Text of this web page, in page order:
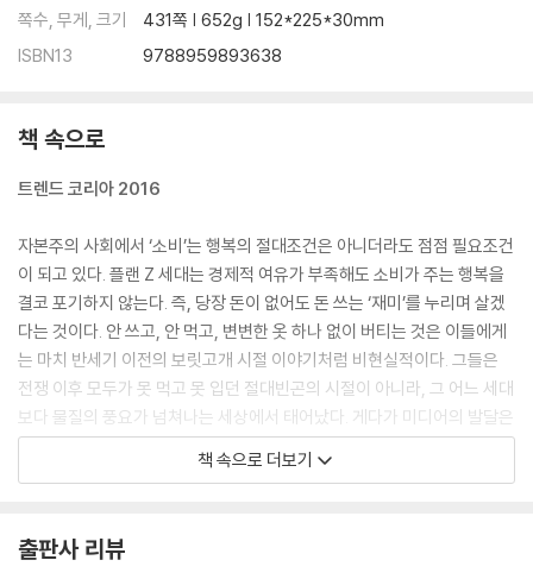
쪽수, 무게, 크기
431쪽 | 652g | 152*225*30mm
ISBN13
9788959893638
책 속으로
트렌드 코리아 2016
자본주의 사회에서 ‘소비’는 행복의 절대조건은 아니더라도 점점 필요조건
이 되고 있다. 플랜 Z 세대는 경제적 여유가 부족해도 소비가 주는 행복을
결코 포기하지 않는다. 즉, 당장 돈이 없어도 돈 쓰는 ‘재미’를 누리며 살겠
다는 것이다. 안 쓰고, 안 먹고, 변변한 옷 하나 없이 버티는 것은 이들에게
는 마치 반세기 이전의 보릿고개 시절 이야기처럼 비현실적이다. 그들은
전쟁 이후 모두가 못 먹고 못 입던 절대빈곤의 시절이 아니라, 그 어느 세대
보다 물질의 풍요가 넘쳐나는 세상에서 태어났다. 게다가 미디어의 발달은
이러한 풍요로움을 대중의 코앞까지 전달해주기에 이르렀다. 명품의 개념
이 디저트와 식음료 등 생활 전반으로 확장되면서 가장 기본적인 생활 범
이러한 상황에서 플랜 Z 세대는 일단 베짱이의 삶을 선택한다. 단, 개미의
책 속으로 더보기
출판사 리뷰